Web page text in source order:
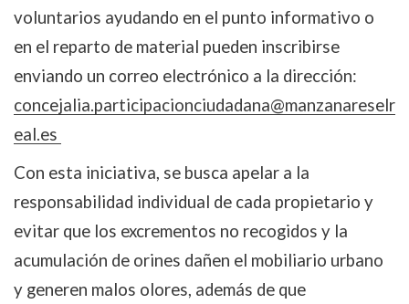
voluntarios ayudando en el punto informativo o
en el reparto de material pueden inscribirse
enviando un correo electrónico a la dirección:
concejalia.participacionciudadana@manzanareselr
eal.es
Con esta iniciativa, se busca apelar a la
responsabilidad individual de cada propietario y
evitar que los excrementos no recogidos y la
acumulación de orines dañen el mobiliario urbano
y generen malos olores, además de que